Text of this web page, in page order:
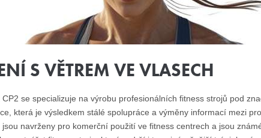
S VĚTREM VE VLASECH
CP2 se specializuje na výrobu profesionálních fitness strojů pod
která je výsledkem stálé spolupráce a výměny informací mezi
jsou navrženy pro komerční použití ve fitness centrech a jsou